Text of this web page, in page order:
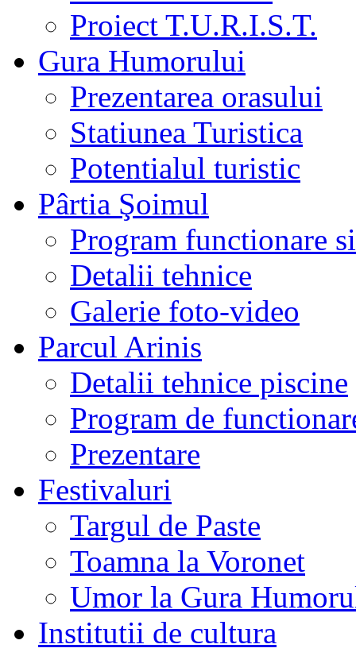
Proiect T.U.R.I.S.T.
Gura Humorului
Prezentarea orasului
Statiunea Turistica
Potentialul turistic
Pârtia Şoimul
Program functionare
Detalii tehnice
Galerie foto-video
Parcul Arinis
Detalii tehnice piscine
Program de
Prezentare
Festivaluri
Targul de Paste
Toamna la Voronet
Umor la Gura
Institutii de cultura